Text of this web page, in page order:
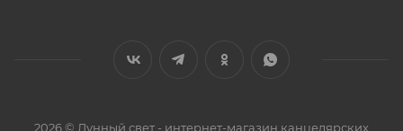
2026 © Лунный свет - интернет-магазин канцелярских